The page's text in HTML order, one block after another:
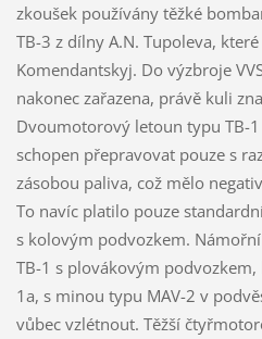
zkoušek používány těžké
TB-3 z dílny A.N. Tupoleva,
Komendantskyj. Do výzbroje
nakonec zařazena, právě kuli
Dvoumotorový letoun typu TB-
schopen přepravovat pouze s
zásobou paliva, což mělo
To navíc platilo pouze
s kolovým podvozkem.
TB-1 s plovákovým
1a, s minou typu MAV-2 v
vůbec vzlétnout. Těžší